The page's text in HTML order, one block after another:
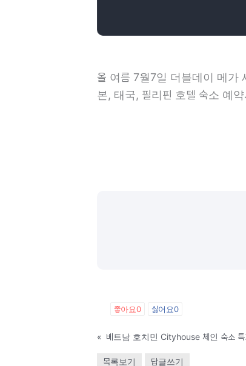
올 여름 7월7일 더블데이 메가
본, 태국, 필리핀 호텔 숙소 예
좋아요0 싫어요0
« 베트남 호치민 Cityhouse 체인 숙소
목록보기 답글쓰기